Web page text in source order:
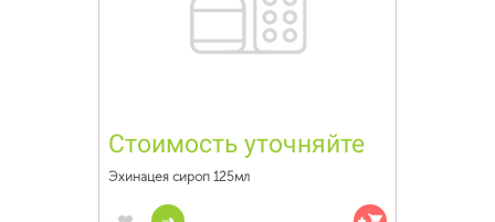
Стоимость уточняйте
Эхинацея сироп 125мл